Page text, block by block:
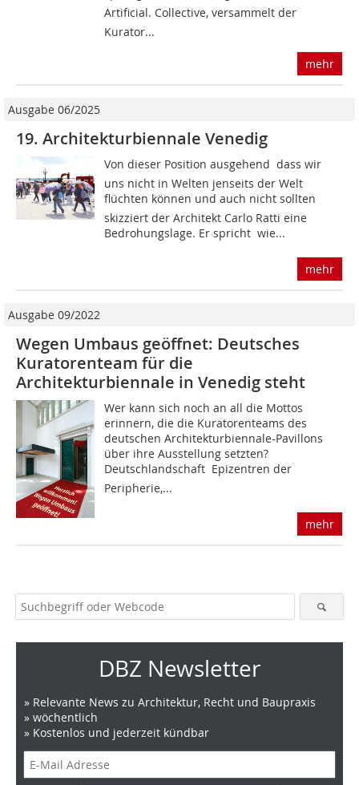
Artificial. Collective, versammelt der
Kurator...
mehr
Ausgabe 06/2025
19. Architekturbiennale Venedig
Von dieser Position ausgehend  dass wir
uns nicht in Welten jenseits der Welt
flüchten können und auch nicht sollten 
skizziert der Architekt Carlo Ratti eine
Bedrohungslage. Er spricht  wie...
mehr
Ausgabe 09/2022
Wegen Umbaus geöffnet: Deutsches
Kuratorenteam für die
Architekturbiennale in Venedig steht
Wer kann sich noch an all die Mottos
erinnern, die die Kuratorenteams des
deutschen Architekturbiennale-Pavillons
über ihre Ausstellung setzten?
Deutschlandschaft  Epizentren der
Peripherie,...
mehr
DBZ Newsletter
» Relevante News zu Architektur, Recht und Baupraxis
» wöchentlich
» Kostenlos und jederzeit kündbar